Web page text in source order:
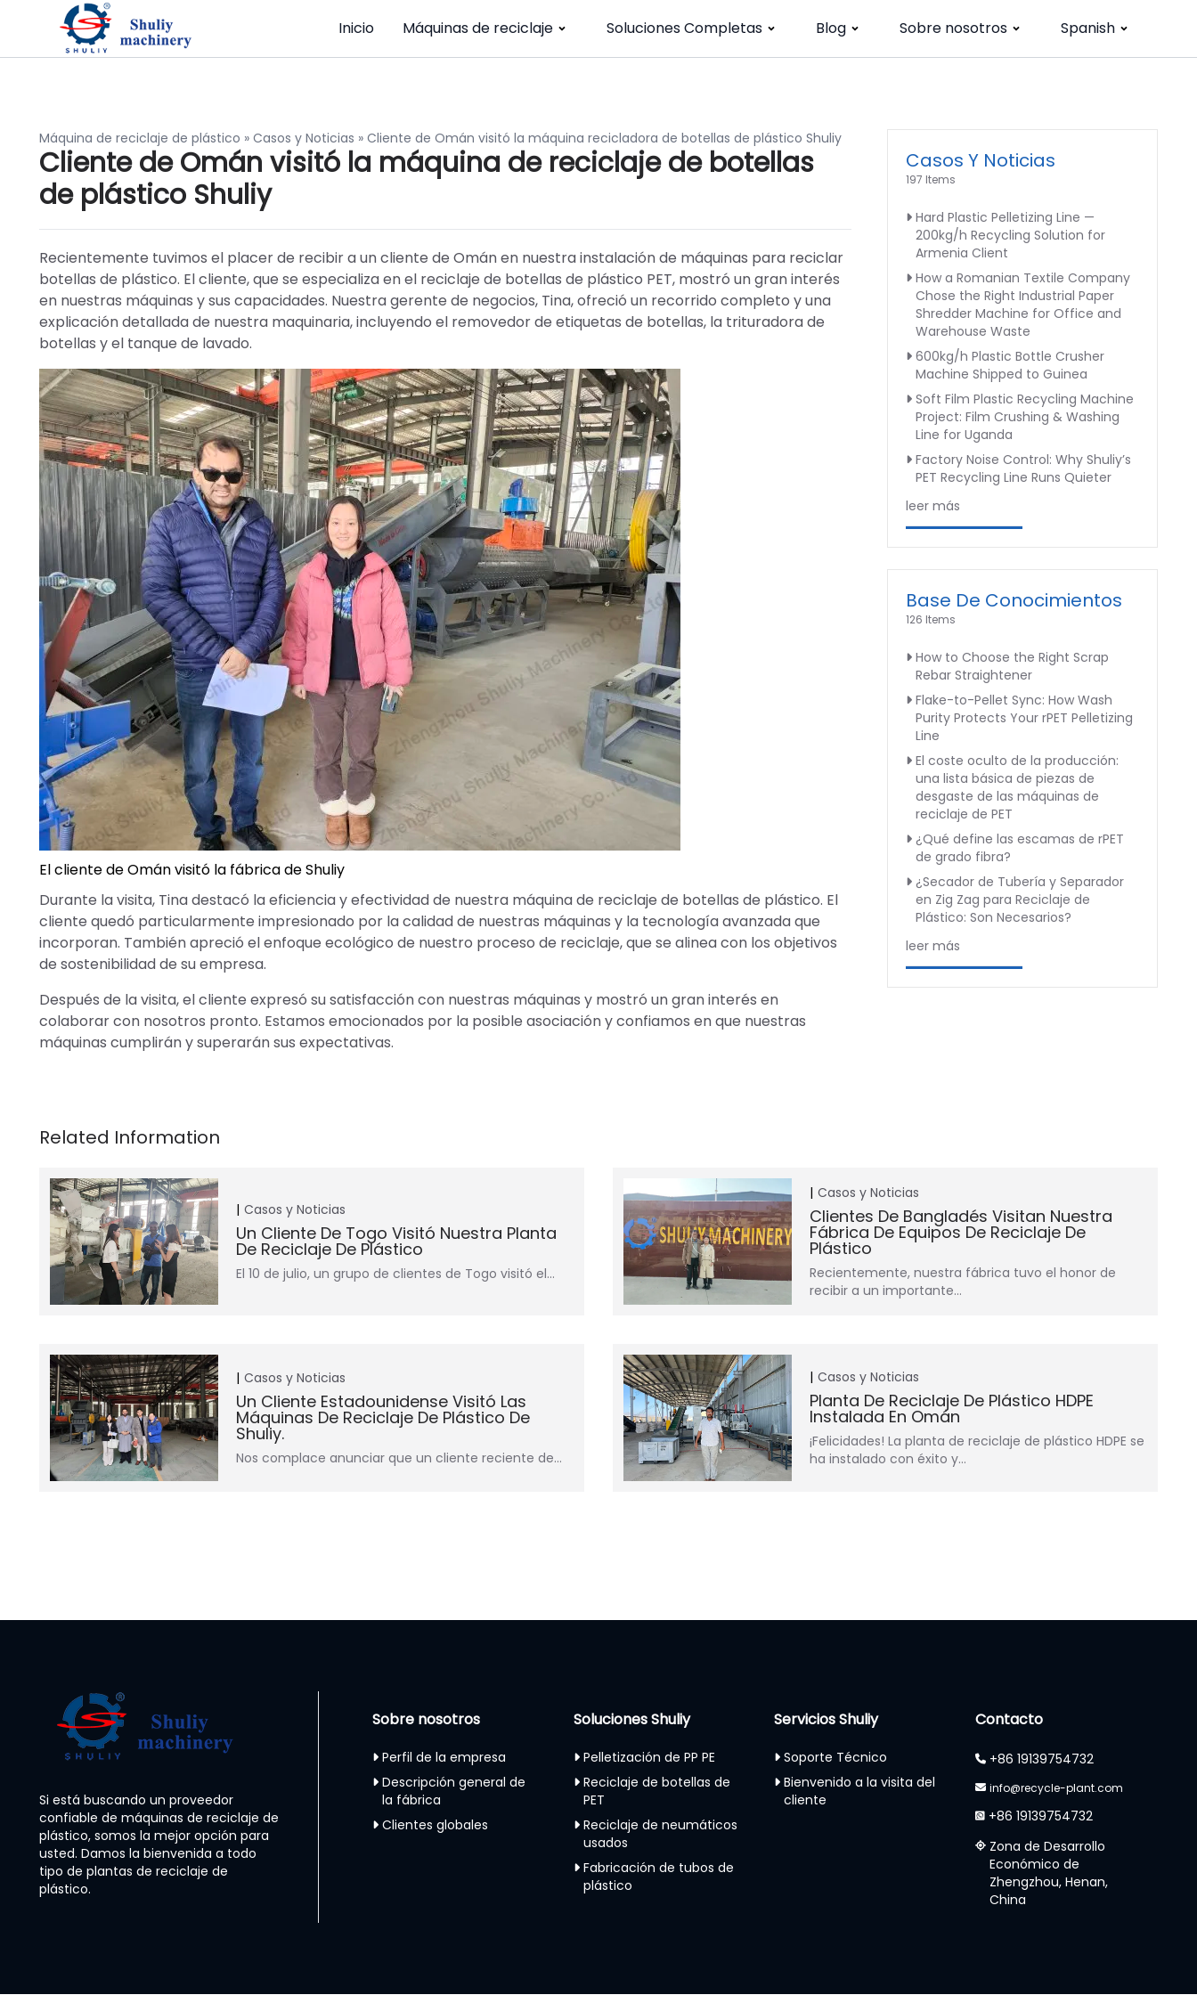
Inicio Máquinas de reciclaje Soluciones Completas Blog Sobre nosotros Spanish
Máquina de reciclaje de plástico » Casos y Noticias » Cliente de Omán visitó la máquina recicladora de botellas de plástico Shuliy
Cliente de Omán visitó la máquina de reciclaje de botellas
de plástico Shuliy
Recientemente tuvimos el placer de recibir a un cliente de Omán en nuestra instalación de máquinas para reciclar
botellas de plástico. El cliente, que se especializa en el reciclaje de botellas de plástico PET, mostró un gran interés
en nuestras máquinas y sus capacidades. Nuestra gerente de negocios, Tina, ofreció un recorrido completo y una
explicación detallada de nuestra maquinaria, incluyendo el removedor de etiquetas de botellas, la trituradora de
botellas y el tanque de lavado.
El cliente de Omán visitó la fábrica de Shuliy
Durante la visita, Tina destacó la eficiencia y efectividad de nuestra máquina de reciclaje de botellas de plástico. El
cliente quedó particularmente impresionado por la calidad de nuestras máquinas y la tecnología avanzada que
incorporan. También apreció el enfoque ecológico de nuestro proceso de reciclaje, que se alinea con los objetivos
de sostenibilidad de su empresa.
Después de la visita, el cliente expresó su satisfacción con nuestras máquinas y mostró un gran interés en
colaborar con nosotros pronto. Estamos emocionados por la posible asociación y confiamos en que nuestras
máquinas cumplirán y superarán sus expectativas.
Casos Y Noticias
197 Items
Hard Plastic Pelletizing Line —
200kg/h Recycling Solution for
Armenia Client
How a Romanian Textile Company
Chose the Right Industrial Paper
Shredder Machine for Office and
Warehouse Waste
600kg/h Plastic Bottle Crusher
Machine Shipped to Guinea
Soft Film Plastic Recycling Machine
Project: Film Crushing & Washing
Line for Uganda
Factory Noise Control: Why Shuliy’s
PET Recycling Line Runs Quieter
leer más
Base De Conocimientos
126 Items
How to Choose the Right Scrap
Rebar Straightener
Flake-to-Pellet Sync: How Wash
Purity Protects Your rPET Pelletizing
Line
El coste oculto de la producción:
una lista básica de piezas de
desgaste de las máquinas de
reciclaje de PET
¿Qué define las escamas de rPET
de grado fibra?
¿Secador de Tubería y Separador
en Zig Zag para Reciclaje de
Plástico: Son Necesarios?
leer más
Casos y Noticias
Un Cliente De Togo Visitó Nuestra Planta
De Reciclaje De Plástico
El 10 de julio, un grupo de clientes de Togo visitó el...
Casos y Noticias
Clientes De Bangladés Visitan Nuestra
Fábrica De Equipos De Reciclaje De
Plástico
Recientemente, nuestra fábrica tuvo el honor de
recibir a un importante…
Casos y Noticias
Un Cliente Estadounidense Visitó Las
Máquinas De Reciclaje De Plástico De
Shuliy.
Nos complace anunciar que un cliente reciente de…
Casos y Noticias
Planta De Reciclaje De Plástico HDPE
Instalada En Omán
¡Felicidades! La planta de reciclaje de plástico HDPE se
ha instalado con éxito y…
Si está buscando un proveedor
confiable de máquinas de reciclaje de
plástico, somos la mejor opción para
usted. Damos la bienvenida a todo
tipo de plantas de reciclaje de
plástico.
Sobre nosotros
Perfil de la empresa
Descripción general de
la fábrica
Clientes globales
Soluciones Shuliy
Pelletización de PP PE
Reciclaje de botellas de
PET
Reciclaje de neumáticos
usados
Fabricación de tubos de
plástico
Servicios Shuliy
Soporte Técnico
Bienvenido a la visita del
cliente
Contacto
+86 19139754732
info@recycle-plant.com
+86 19139754732
Zona de Desarrollo
Económico de
Zhengzhou, Henan,
China